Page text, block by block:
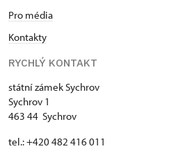
Pro média
Kontakty
RYCHLÝ KONTAKT
státní zámek Sychrov
Sychrov 1
463 44 Sychrov
tel.: +420 482 416 011